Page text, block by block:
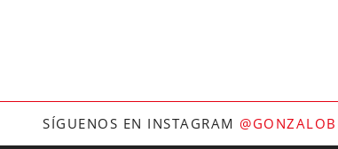
SÍGUENOS EN INSTAGRAM